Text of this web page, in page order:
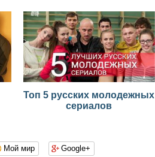
Топ 5 русских молодежных
сериалов
Мой мир Google+